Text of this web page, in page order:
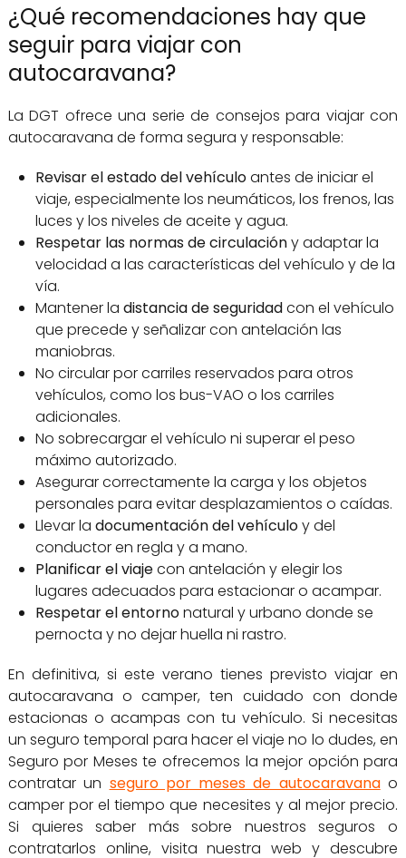
¿Qué recomendaciones hay que
seguir para viajar con
autocaravana?
La DGT ofrece una serie de consejos para viajar con
autocaravana de forma segura y responsable:
Revisar el estado del vehículoantes de iniciar el
viaje, especialmente los neumáticos, los frenos, las
luces y los niveles de aceite y agua.
Respetar las normas de circulacióny adaptar la
velocidad a las características del vehículo y de la
vía.
Mantener la distancia de seguridadcon el vehículo
que precede y señalizar con antelación las
maniobras.
No circular por carriles reservados para otros
vehículos, como los bus-VAO o los carriles
adicionales.
No sobrecargar el vehículo ni superar el peso
máximo autorizado.
Asegurar correctamente la carga y los objetos
personales para evitar desplazamientos o caídas.
Llevar la documentación del vehículoy del
conductor en regla y a mano.
Planificar el viajecon antelación y elegir los
lugares adecuados para estacionar o acampar.
Respetar el entornonatural y urbano donde se
pernocta y no dejar huella ni rastro.
En definitiva, si este verano tienes previsto viajar en
autocaravana o camper, ten cuidado con donde
estacionas o acampas con tu vehículo. Si necesitas
un seguro temporal para hacer el viaje no lo dudes, en
Seguro por Meses te ofrecemos la mejor opción para
contratar un seguro por meses de autocaravanao
camper por el tiempo que necesites y al mejor precio.
Si quieres saber más sobre nuestros seguros o
contratarlos online, visita nuestra web y descubre